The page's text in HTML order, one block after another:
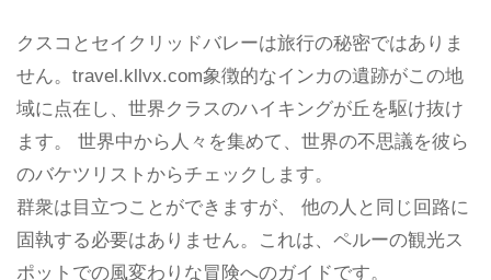
クスコとセイクリッドバレーは旅行の秘密ではありま
せん。travel.kllvx.com象徴的なインカの遺跡がこの地
域に点在し、世界クラスのハイキングが丘を駆け抜け
ます。 世界中から人々を集めて、世界の不思議を彼ら
のバケツリストからチェックします。
群衆は目立つことができますが、 他の人と同じ回路に
固執する必要はありません。これは、ペルーの観光ス
ポットでの風変わりな冒険へのガイドです。